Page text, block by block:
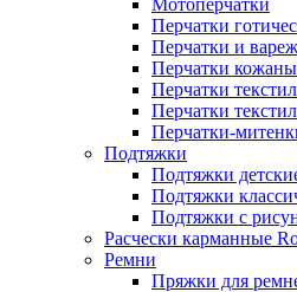
Мотоперчатки
Перчатки
Перчатки и
Перчатки
Перчатки
Перчатки
Перчатки-
Подтяжки
Подтяжки
Подтяжки
Подтяжки с
Расчески карманные
Ремни
Пряжки для